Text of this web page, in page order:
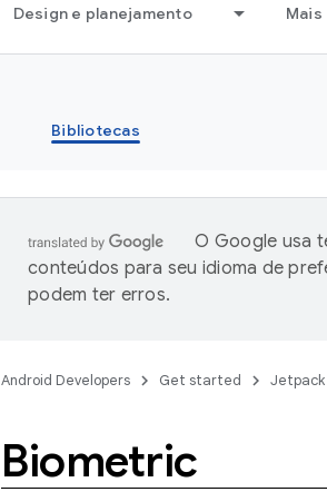
Design e planejamento Mais
Bibliotecas
O Google usa
conteúdos para seu idioma de
podem ter erros.
Android Developers Get started Jetpack
Biometric